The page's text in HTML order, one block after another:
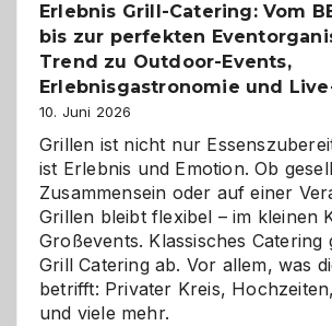
Erlebnis Grill-Catering: Vom
bis zur perfekten
Trend zu Outdoor-Events,
Erlebnisgastronomie und
10. Juni 2026
Grillen ist nicht nur
ist Erlebnis und Emotion. Ob
Zusammensein oder auf einer
Grillen bleibt flexibel – im kleinen
Großevents. Klassisches
Grill Catering ab. Vor allem, was
betrifft: Privater Kreis,
und viele mehr.